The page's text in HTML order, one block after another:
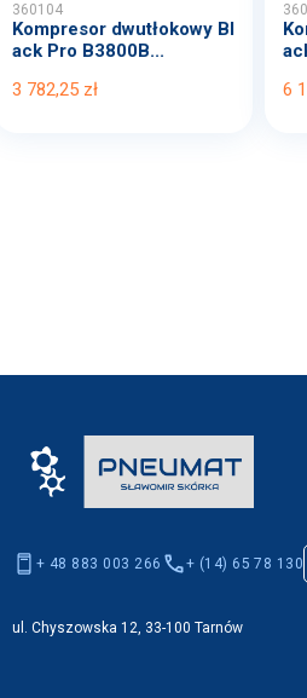
360104
Kompresor dwutłokowy Bl
ack Pro B3800B...
3 782,25 zł
6
+ 48 883 003 266 + (14) 65 78 130
ul. Chyszowska 12, 33-100 Tarnów